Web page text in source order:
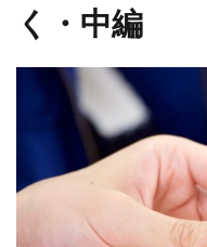
く・中編